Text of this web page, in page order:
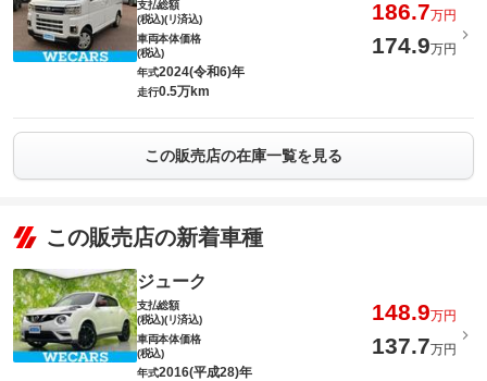
支払総額
(税込)(リ済込)
186.7万円
車両本体価格
(税込)
174.9万円
年式2024(令和6)年
走行0.5万km
この販売店の在庫一覧を見る
この販売店の新着車種
ジューク
支払総額
(税込)(リ済込)
148.9万円
車両本体価格
(税込)
137.7万円
年式2016(平成28)年